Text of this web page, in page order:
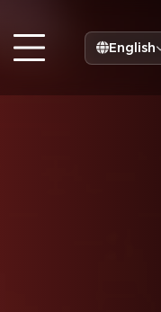
English